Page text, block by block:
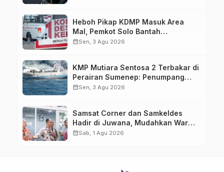
Heboh Pikap KDMP Masuk Area
Mal, Pemkot Solo Bantah
Kepemilikan Kendaraan
calendar_monthSen, 3 Agu 2026
KMP Mutiara Sentosa 2 Terbakar di
Perairan Sumenep: Penumpang
Lompat ke Laut, Evakuasi Dramatis
calendar_monthSen, 3 Agu 2026
Samsat Corner dan Samkeldes
Hadir di Juwana, Mudahkan Warga
Bayar Pajak Kendaraan
calendar_monthSab, 1 Agu 2026